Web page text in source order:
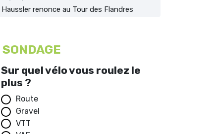
Haussler renonce au Tour des Flandres
SONDAGE
Sur quel vélo vous roulez le
plus ?
Route
Gravel
VTT